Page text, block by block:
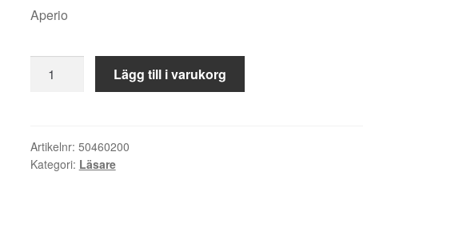
Aperio
Dörrbladsläsare
Aperio
CV
38-
Lägg till i varukorg
Artikelnr: 50460200
Kategori: Läsare